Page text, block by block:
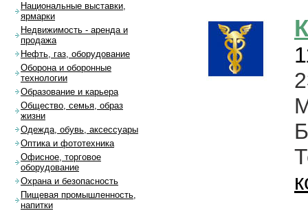
Национальные выставки,
ярмарки
Недвижимость - аренда и
продажа
Нефть, газ, оборудование
Оборона и оборонные
технологии
Образование и карьера
Общество, семья, образ
жизни
Одежда, обувь, аксессуары
Оптика и фототехника
Офисное, торговое
оборудование
Охрана и безопасность
Пищевая промышленность,
напитки